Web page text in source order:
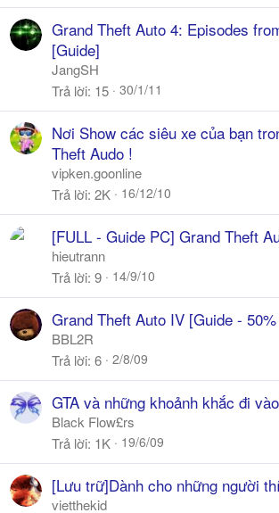
Grand Theft Auto 4: Episodes
[Guide]
JangSH
Trả lời 15 30/1/11
Nơi Show các siêu xe của bạn
Theft Audo !
vipken.goonline
Trả lời 2K 16/12/10
[FULL - Guide PC] Grand Theft
hieutrann
Trả lời 9 14/9/10
Grand Theft Auto IV [Guide -
BBL2R
Trả lời 6 2/8/09
GTA và những khoảnh khắc đi
Black Flow£rs
Trả lời 1K 19/6/09
[Lưu trữ]Dành cho những người
vietthekid